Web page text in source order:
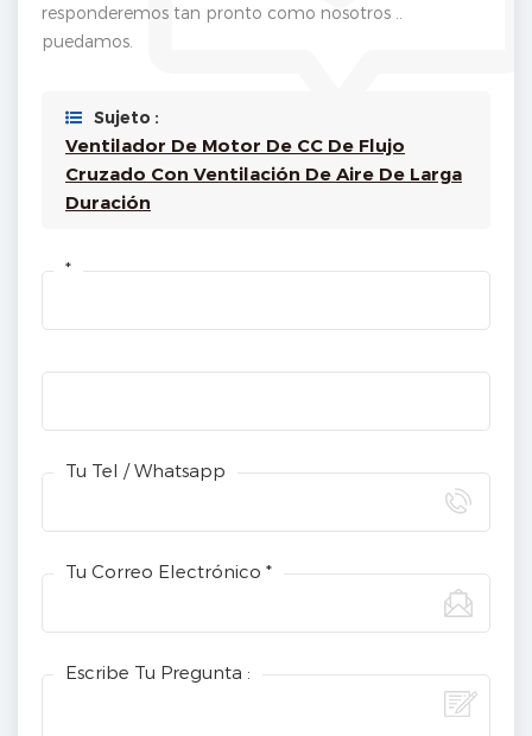
responderemos tan pronto como nosotros ..
puedamos.
Sujeto :
Ventilador De Motor De CC De Flujo
Cruzado Con Ventilación De Aire De Larga
Duración
*
Tu Tel / Whatsapp
Tu Correo Electrónico *
Escribe Tu Pregunta :